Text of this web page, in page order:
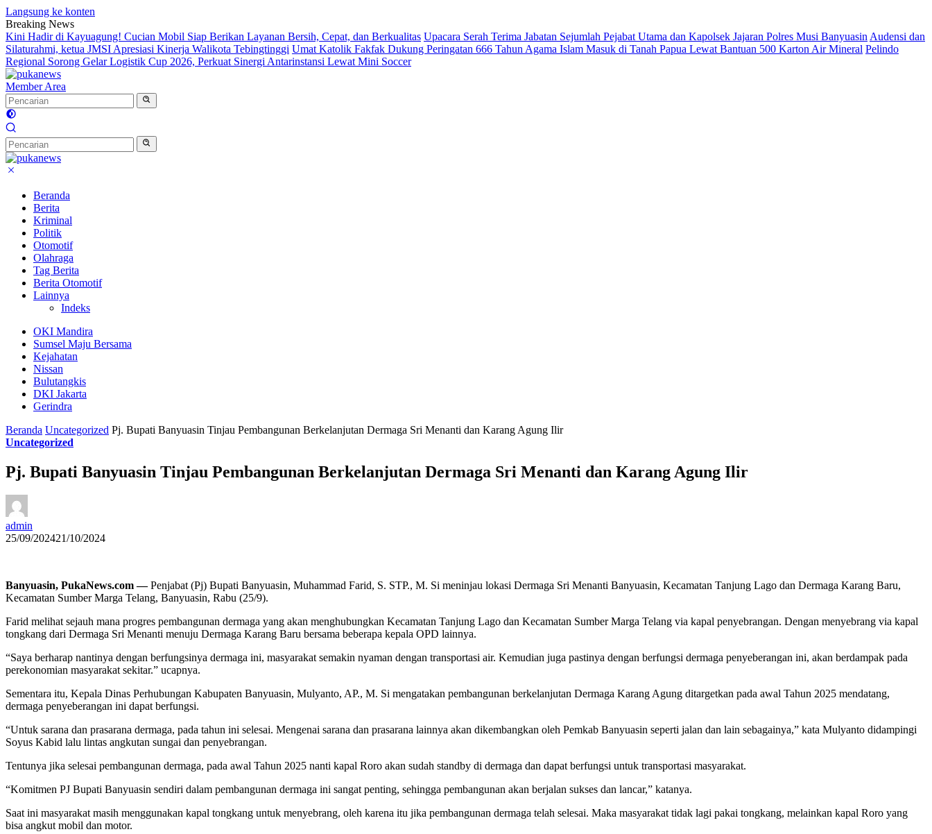
Langsung ke konten
Breaking News
Kini Hadir di Kayuagung! Cucian Mobil Siap Berikan Layanan Bersih, Cepat, dan Berkualitas Upacara Serah Terima Jabatan Sejumlah Pejabat Utama dan Kapolsek Jajaran Polres Musi Banyuasin Audensi dan
Silaturahmi, ketua JMSI Apresiasi Kinerja Walikota Tebingtinggi Umat Katolik Fakfak Dukung Peringatan 666 Tahun Agama Islam Masuk di Tanah Papua Lewat Bantuan 500 Karton Air Mineral Pelindo
Regional Sorong Gelar Logistik Cup 2026, Perkuat Sinergi Antarinstansi Lewat Mini Soccer
Member Area
Beranda
Berita
Kriminal
Politik
Otomotif
Olahraga
Tag Berita
Berita Otomotif
Lainnya
Indeks
OKI Mandira
Sumsel Maju Bersama
Kejahatan
Nissan
Bulutangkis
DKI Jakarta
Gerindra
Beranda Uncategorized Pj. Bupati Banyuasin Tinjau Pembangunan Berkelanjutan Dermaga Sri Menanti dan Karang Agung Ilir
Uncategorized
Pj. Bupati Banyuasin Tinjau Pembangunan Berkelanjutan Dermaga Sri Menanti dan Karang Agung Ilir
admin
25/09/202421/10/2024
Banyuasin, PukaNews.com —Penjabat (Pj) Bupati Banyuasin, Muhammad Farid, S. STP., M. Si meninjau lokasi Dermaga Sri Menanti Banyuasin, Kecamatan Tanjung Lago dan Dermaga Karang Baru,
Kecamatan Sumber Marga Telang, Banyuasin, Rabu (25/9).
Farid melihat sejauh mana progres pembangunan dermaga yang akan menghubungkan Kecamatan Tanjung Lago dan Kecamatan Sumber Marga Telang via kapal penyebrangan. Dengan menyebrang via kapal
tongkang dari Dermaga Sri Menanti menuju Dermaga Karang Baru bersama beberapa kepala OPD lainnya.
“Saya berharap nantinya dengan berfungsinya dermaga ini, masyarakat semakin nyaman dengan transportasi air. Kemudian juga pastinya dengan berfungsi dermaga penyeberangan ini, akan berdampak pada
perekonomian masyarakat sekitar.” ucapnya.
Sementara itu, Kepala Dinas Perhubungan Kabupaten Banyuasin, Mulyanto, AP., M. Si mengatakan pembangunan berkelanjutan Dermaga Karang Agung ditargetkan pada awal Tahun 2025 mendatang,
dermaga penyeberangan ini dapat berfungsi.
“Untuk sarana dan prasarana dermaga, pada tahun ini selesai. Mengenai sarana dan prasarana lainnya akan dikembangkan oleh Pemkab Banyuasin seperti jalan dan lain sebagainya,” kata Mulyanto didampingi
Soyus Kabid lalu lintas angkutan sungai dan penyebrangan.
Tentunya jika selesai pembangunan dermaga, pada awal Tahun 2025 nanti kapal Roro akan sudah standby di dermaga dan dapat berfungsi untuk transportasi masyarakat.
“Komitmen PJ Bupati Banyuasin sendiri dalam pembangunan dermaga ini sangat penting, sehingga pembangunan akan berjalan sukses dan lancar,” katanya.
Saat ini masyarakat masih menggunakan kapal tongkang untuk menyebrang, oleh karena itu jika pembangunan dermaga telah selesai. Maka masyarakat tidak lagi pakai tongkang, melainkan kapal Roro yang
bisa angkut mobil dan motor.